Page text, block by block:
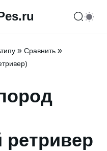
» Сравнить »